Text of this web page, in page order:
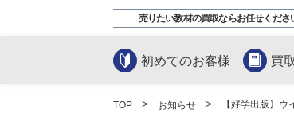
売りたい教材の買取ならお任せくださ
初めてのお客様 買
TOP お知らせ 【好学出版】